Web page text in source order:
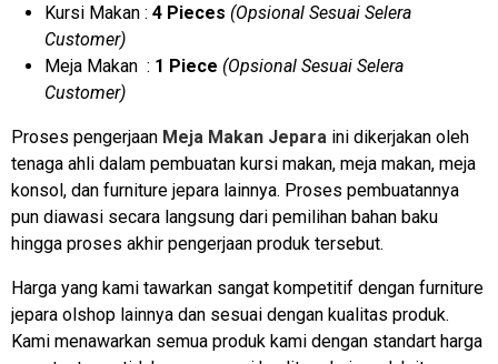
Kursi Makan : 4 Pieces (Opsional Sesuai Selera
Customer)
Meja Makan : 1 Piece (Opsional Sesuai Selera
Customer)
Proses pengerjaan Meja Makan Jepara ini dikerjakan oleh
tenaga ahli dalam pembuatan kursi makan, meja makan, meja
konsol, dan furniture jepara lainnya. Proses pembuatannya
pun diawasi secara langsung dari pemilihan bahan baku
hingga proses akhir pengerjaan produk tersebut.
Harga yang kami tawarkan sangat kompetitif dengan furniture
jepara olshop lainnya dan sesuai dengan kualitas produk.
Kami menawarkan semua produk kami dengan standart harga